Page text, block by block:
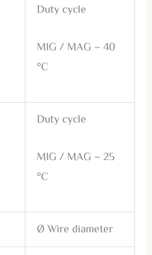
Duty cycle
MIG / MAG – 40
°C
Duty cycle
MIG / MAG – 25
°C
Ø Wire diameter